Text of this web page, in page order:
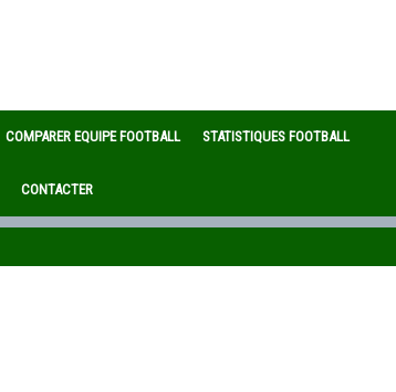
COMPARER EQUIPE FOOTBALL STATISTIQUES FOOTBALL
CONTACTER